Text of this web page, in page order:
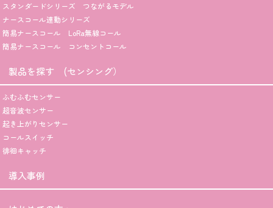
スタンダードシリーズ つながるモデル
ナースコール連動シリーズ
簡易ナースコール LoRa無線コール
簡易ナースコール コンセントコール
製品を探す (センシング）
ふむふむセンサー
超音波センサー
起き上がりセンサー
コールスイッチ
徘徊キャッチ
導入事例